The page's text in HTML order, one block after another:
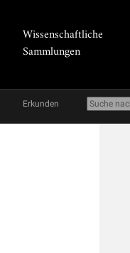
Wissenschaftliche
Sammlungen
Erkunden